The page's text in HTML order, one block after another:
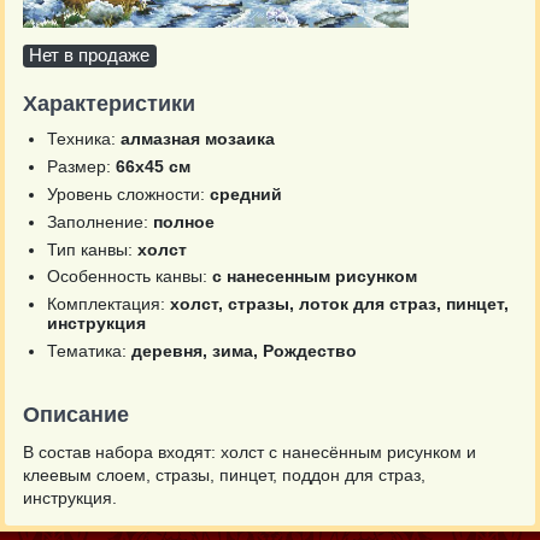
Нет в продаже
Характеристики
Техника: алмазная мозаика
Размер: 66х45 см
Уровень сложности: средний
Заполнение: полное
Тип канвы: холст
Особенность канвы: с нанесенным рисунком
Комплектация: холст, стразы, лоток для страз, пинцет,
инструкция
Тематика: деревня, зима, Рождество
Описание
В состав набора входят: холст с нанесённым рисунком и
клеевым слоем, стразы, пинцет, поддон для страз,
инструкция.